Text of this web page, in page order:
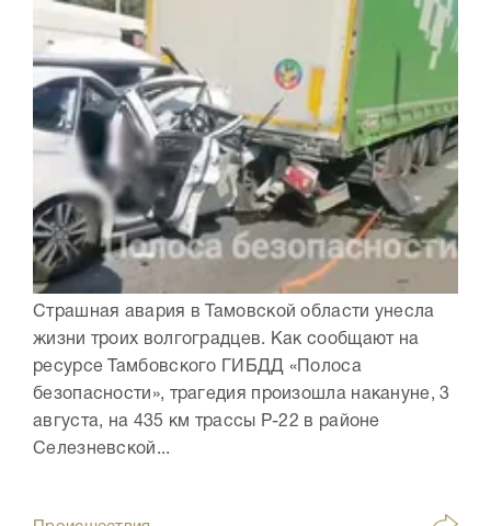
Страшная авария в Тамовской области унесла
жизни троих волгоградцев. Как сообщают на
ресурсе Тамбовского ГИБДД «Полоса
безопасности», трагедия произошла накануне, 3
августа, на 435 км трассы Р-22 в районе
Селезневской...